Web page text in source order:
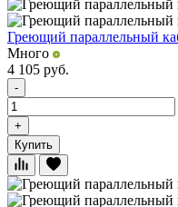
Греющий параллельный
Много
4 105 руб.
-
+
Купить